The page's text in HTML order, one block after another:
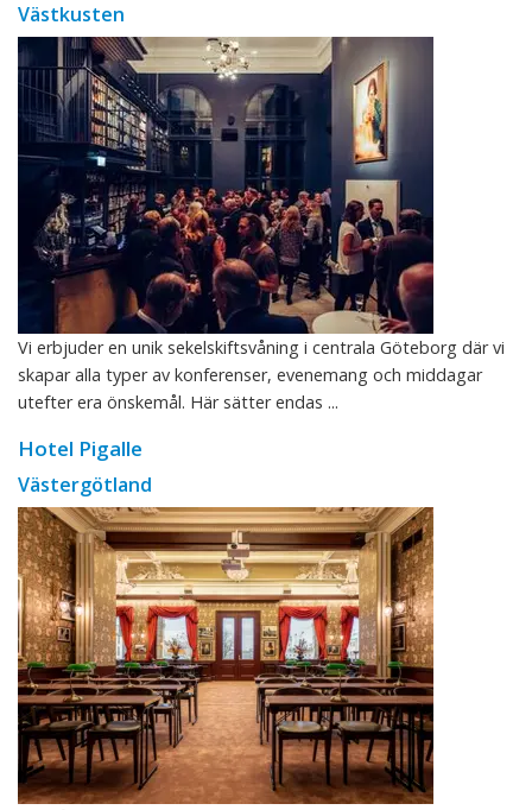
Västkusten
Vi erbjuder en unik sekelskiftsvåning i centrala Göteborg där vi
skapar alla typer av konferenser, evenemang och middagar
utefter era önskemål. Här sätter endas ...
Hotel Pigalle
Västergötland